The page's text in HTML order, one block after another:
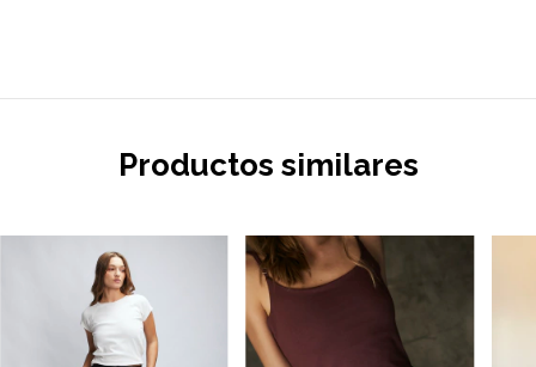
Productos similares